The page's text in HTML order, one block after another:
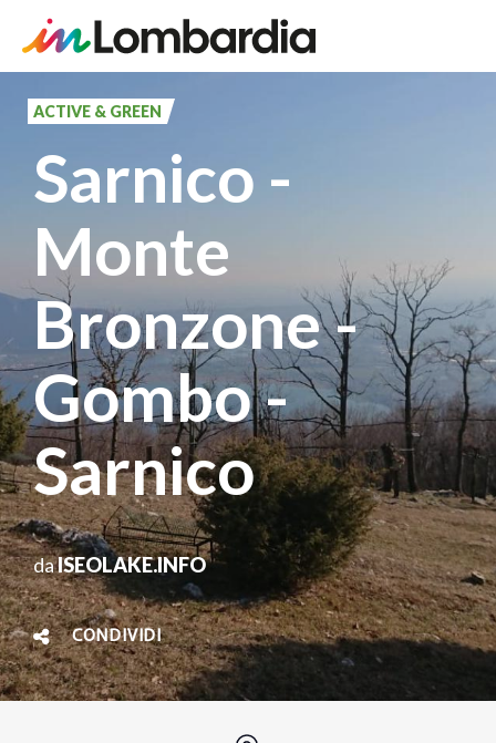
principale
ACTIVE & GREEN
Sarnico -
Monte
Bronzone -
Gombo -
Sarnico
daISEOLAKE.INFO
CONDIVIDI